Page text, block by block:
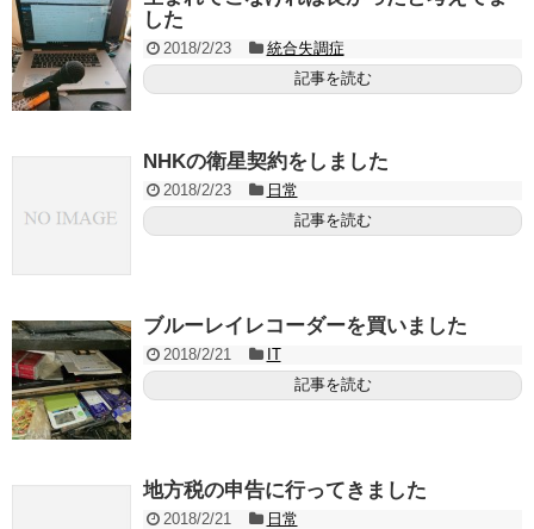
した
2018/2/23
統合失調症
記事を読む
NHKの衛星契約をしました
2018/2/23
日常
記事を読む
ブルーレイレコーダーを買いました
2018/2/21
IT
記事を読む
地方税の申告に行ってきました
2018/2/21
日常